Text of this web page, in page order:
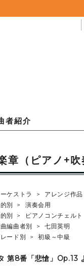
者紹介
（ピアノ+吹
ケストラ >
アレンジ作品
別 >
演奏会用
別 >
ピアノコンチェルト
編曲者別 >
七田英明
ード別 > 初級～中級
第8番「悲愴」Op.13